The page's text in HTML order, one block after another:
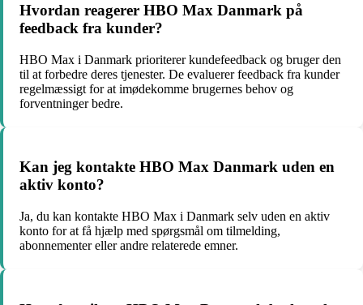
Hvordan reagerer HBO Max Danmark på
feedback fra kunder?
HBO Max i Danmark prioriterer kundefeedback og bruger den
til at forbedre deres tjenester. De evaluerer feedback fra kunder
regelmæssigt for at imødekomme brugernes behov og
forventninger bedre.
Kan jeg kontakte HBO Max Danmark uden en
aktiv konto?
Ja, du kan kontakte HBO Max i Danmark selv uden en aktiv
konto for at få hjælp med spørgsmål om tilmelding,
abonnementer eller andre relaterede emner.